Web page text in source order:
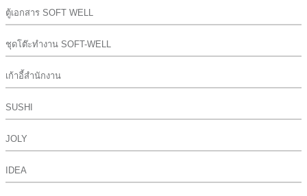
ตู้เอกสาร SOFT WELL
ชุดโต๊ะทำงาน SOFT-WELL
เก้าอี้สำนักงาน
SUSHI
JOLY
IDEA